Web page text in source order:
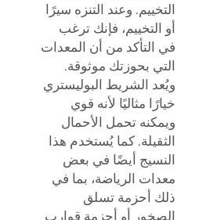
التخييم. وعند التنزه سيرًا
أو التخييم، فإنك ترغب
في التأكد من أن المعدات
التي بحوزتك موثوقة.
ويُعد الشريط البوليستري
خيارًا مثاليًا لأنه قوي
ويمكنه تحمل الأحمال
الثقيلة. كما يُستخدم هذا
النسيج أيضًا في بعض
معدات الرياضة، بما في
ذلك أحزمة تسلق
الصخور أو أحزمة قوارب